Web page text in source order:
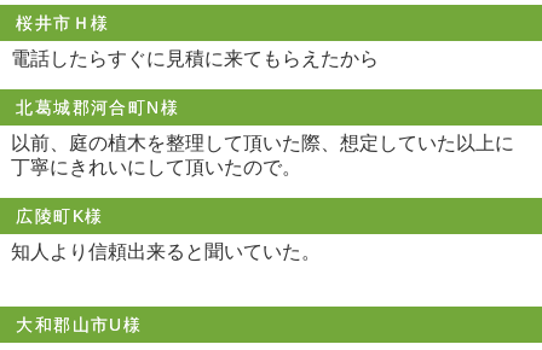
桜井市Ｈ様
電話したらすぐに見積に来てもらえたから
北葛城郡河合町N様
以前、庭の植木を整理して頂いた際、想定していた以上に
丁寧にきれいにして頂いたので。
広陵町K様
知人より信頼出来ると聞いていた。
大和郡山市U様